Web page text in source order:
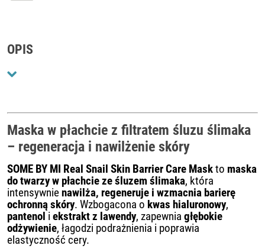
OPIS
Maska w płachcie z filtratem śluzu ślimaka
– regeneracja i nawilżenie skóry
SOME BY MI Real Snail Skin Barrier Care Maskto maska
do twarzy w płachcie ze śluzem ślimaka, która
intensywnienawilża, regeneruje i wzmacnia barierę
ochronną skóry. Wzbogacona o kwas hialuronowy,
pantenol i ekstrakt z lawendy, zapewnia głębokie
odżywienie, łagodzi podrażnienia i poprawia
elastyczność cery.